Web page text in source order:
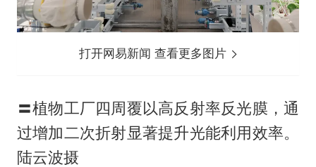
打开网易新闻 查看更多图片
〓植物工厂四周覆以高反射率反光膜，通
过增加二次折射显著提升光能利用效率。
陆云波摄